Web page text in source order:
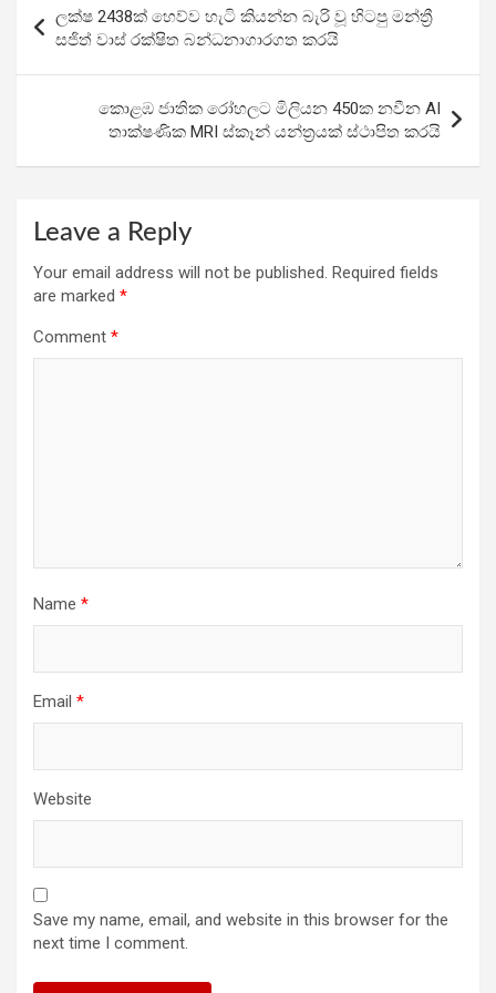
o
o
A
p
p
a
m
navigation
ලක්ෂ 2438ක් හෙව්ව හැටි කියන්න බැරි වූ හිටපු මන්ත්‍රී
සජිත් වාස් රක්ෂිත බන්ධනාගාරගත කරයි
කොළඹ ජාතික රෝහලට මිලියන 450ක නවීන AI
තාක්ෂණික MRI ස්කෑන් යන්ත්‍රයක් ස්ථාපිත කරයි
Leave a Reply
Your email address will not be published. Required fields
are marked *
Comment *
Name *
Email *
Website
Save my name, email, and website in this browser for the
next time I comment.